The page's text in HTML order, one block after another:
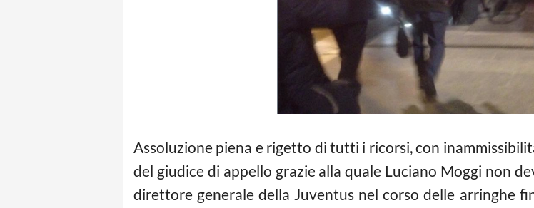
Assoluzione piena e rigetto di tutti i ricorsi, con
del giudice di appello grazie alla quale Luciano Moggi non
direttore generale della Juventus nel corso delle arringhe